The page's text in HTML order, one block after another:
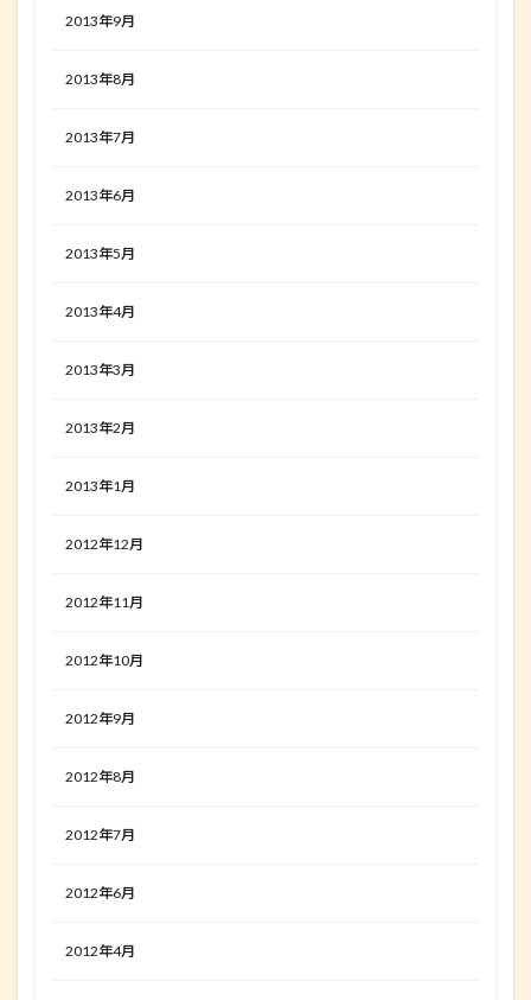
2013年9月
2013年8月
2013年7月
2013年6月
2013年5月
2013年4月
2013年3月
2013年2月
2013年1月
2012年12月
2012年11月
2012年10月
2012年9月
2012年8月
2012年7月
2012年6月
2012年4月